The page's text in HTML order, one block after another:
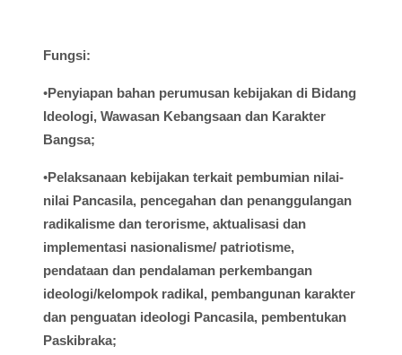
Fungsi:
•Penyiapan bahan perumusan kebijakan di Bidang
Ideologi, Wawasan Kebangsaan dan Karakter
Bangsa;
•Pelaksanaan kebijakan terkait pembumian nilai-
nilai Pancasila, pencegahan dan penanggulangan
radikalisme dan terorisme, aktualisasi dan
implementasi nasionalisme/ patriotisme,
pendataan dan pendalaman perkembangan
ideologi/kelompok radikal, pembangunan karakter
dan penguatan ideologi Pancasila, pembentukan
Paskibraka;